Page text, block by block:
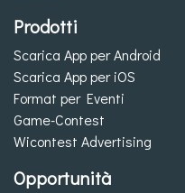
Prodotti
Scarica App per Android
Scarica App per iOS
Format per Eventi
Game-Contest
Wicontest Advertising
Opportunità